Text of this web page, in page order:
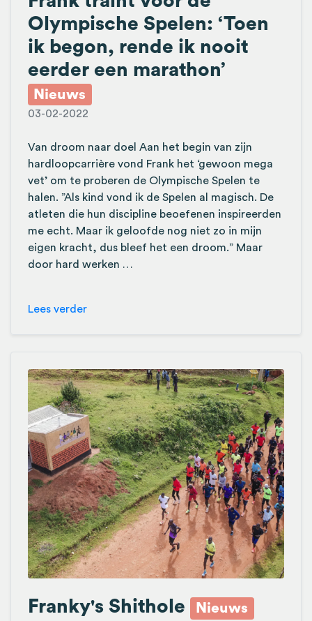
Olympische Spelen: ‘Toen
ik begon, rende ik nooit
eerder een marathon’
Nieuws
03-02-2022
Van droom naar doel Aan het begin van zijn
hardloopcarrière vond Frank het ‘gewoon mega
vet’ om te proberen de Olympische Spelen te
halen. ”Als kind vond ik de Spelen al magisch. De
atleten die hun discipline beoefenen inspireerden
me echt. Maar ik geloofde nog niet zo in mijn
eigen kracht, dus bleef het een droom.” Maar
door hard werken …
Lees verder
Franky's Shithole Nieuws